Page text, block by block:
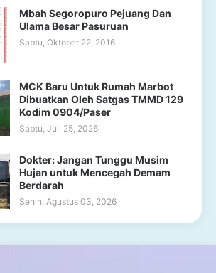
Mbah Segoropuro Pejuang Dan
Ulama Besar Pasuruan
Sabtu, Oktober 22, 2016
MCK Baru Untuk Rumah Marbot
Dibuatkan Oleh Satgas TMMD 129
Kodim 0904/Paser
Sabtu, Juli 25, 2026
Dokter: Jangan Tunggu Musim
Hujan untuk Mencegah Demam
Berdarah
Senin, Agustus 03, 2026